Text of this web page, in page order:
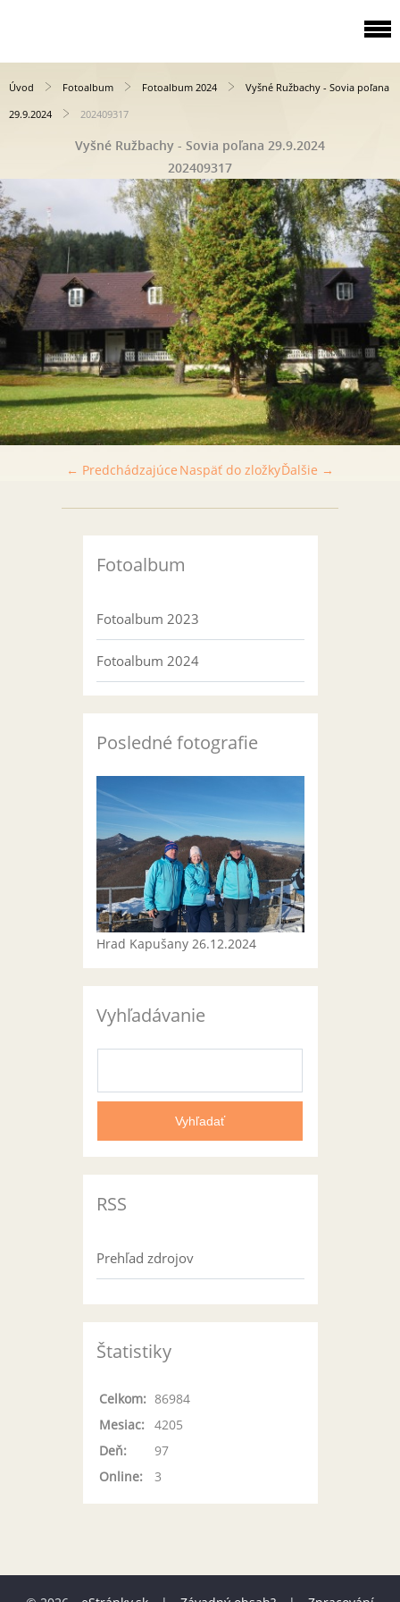
Úvod Fotoalbum Fotoalbum 2024
Vyšné Ružbachy - Sovia poľana
29.9.2024
202409317
Vyšné Ružbachy - Sovia poľana 29.9.2024
202409317
← Predchádzajúce Ďalšie →
Naspäť do zložky
Fotoalbum
Fotoalbum 2023
Fotoalbum 2024
Posledné fotografie
Hrad Kapušany 26.12.2024
Vyhľadávanie
RSS
Prehľad zdrojov
Štatistiky
Online: 3
Celkom: 86984
Mesiac:
4205
Deň:
97